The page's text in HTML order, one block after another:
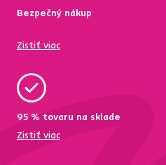
Bezpečný nákup
Zistiť viac
95 % tovaru na sklade
Zistiť viac